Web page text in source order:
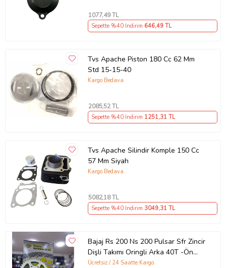
1077,49 TL
Sepette %40 İndirim 646,49 TL
Tvs Apache Piston 180 Cc 62 Mm
Std 15-15-40
Kargo Bedava
2085,52 TL
Sepette %40 İndirim 1251,31 TL
Tvs Apache Silindir Komple 150 Cc
57 Mm Siyah
Kargo Bedava
5082,18 TL
Sepette %40 İndirim 3049,31 TL
Bajaj Rs 200 Ns 200 Pulsar Sfr Zincir
Dişli Takımı Oringli Arka 40T -Ön
14T 108 Bakla Supermto
Ücretsiz / 24 Saatte Kargo